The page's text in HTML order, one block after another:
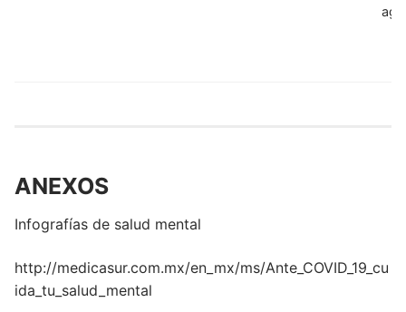
ANEXOS
Infografías de salud mental
http://medicasur.com.mx/en_mx/ms/Ante_COVID_19_cu
ida_tu_salud_mental